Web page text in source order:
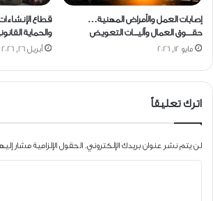
إصابات العمل والأمراض المهنية…
حقــــوق العمال وآليـــات التعويض
مايو 12, 2026
قطاع
والحماية
أبريل 26, 2026
اترك تعليقاً
لن يتم نشر عنوان بريدك الإلكتروني. الحقول الإلزامية مشار